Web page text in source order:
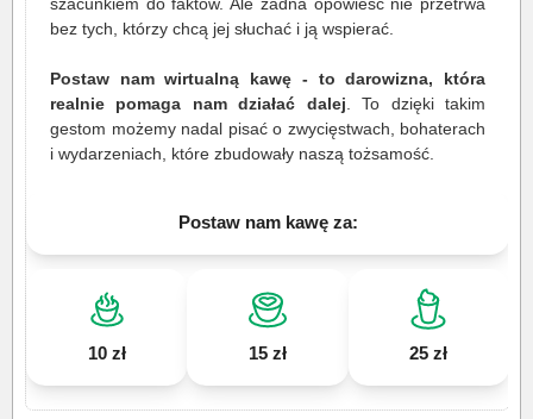
bez tych, którzy chcą jej słuchać i ją wspierać.
Postaw nam wirtualną kawę - to darowizna, która
realnie pomaga nam działać dalej . To dzięki takim
gestom możemy nadal pisać o zwycięstwach, bohaterach
i wydarzeniach, które zbudowały naszą tożsamość.
Postaw nam kawę za:
10 zł 15 zł 25 zł